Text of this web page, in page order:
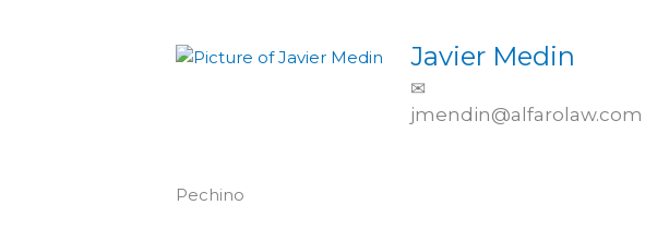
Javier Medin
✉
jmendin@alfarolaw.com
Pechino